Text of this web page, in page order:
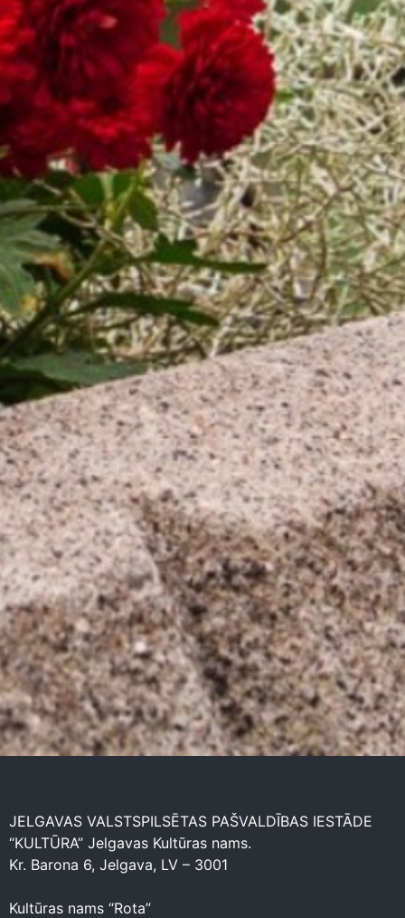
JELGAVAS VALSTSPILSĒTAS PAŠVALDĪBAS IESTĀDE
“KULTŪRA” Jelgavas Kultūras nams.
Kr. Barona 6, Jelgava, LV – 3001
Kultūras nams “Rota”